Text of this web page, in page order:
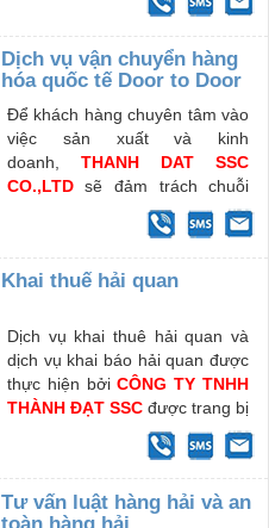
hàng được giao hoặc phân
phối. Các dịch vụ lưu kho và
phân phối
Dịch vụ vận chuyển hàng
hóa quốc tế Door to Door
Để khách hàng chuyên tâm vào
việc sản xuất và kinh
doanh, THANH DAT SSC
CO.,LTDsẽ đảm trách chuỗi
dịch vụ “ Door to door” trọn gói
Khai thuế hải quan
Dịch vụ khai thuê hải quan và
dịch vụ khai báo hải quan được
thực hiện bởiCÔNG TY TNHH
THÀNH ĐẠT SSCđược trang bị
đội ngũ đào tạo từ ngoại
thương, hải quan và thương
mại am hiểu về ngoại thương
và quy định về xuất nhập khẩu
Tư vấn luật hàng hải và an